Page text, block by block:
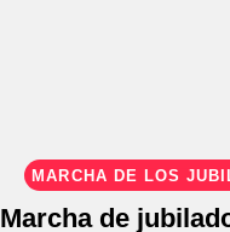
MARCHA DE LOS
Marcha de